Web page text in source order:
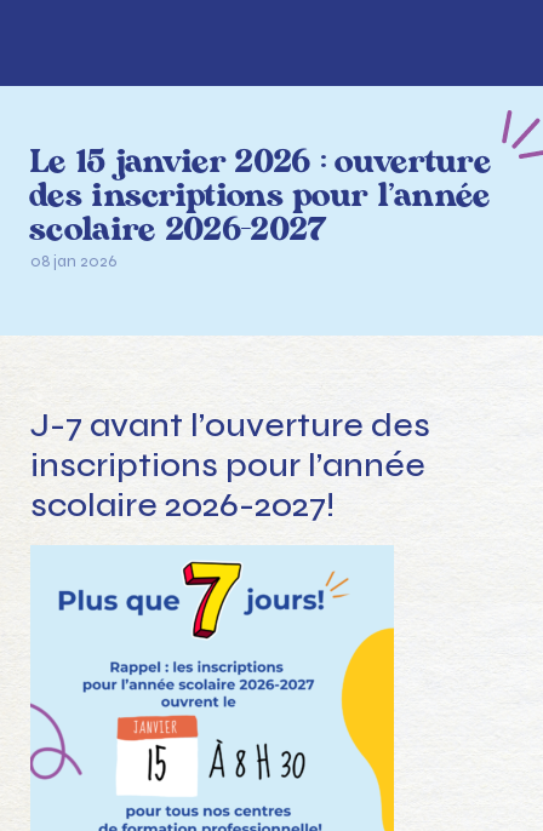
Le 15 janvier 2026 : ouverture
des inscriptions pour l’année
scolaire 2026-2027
08 jan 2026
J-7 avant l’ouverture des
inscriptions pour l’année
scolaire 2026-2027!